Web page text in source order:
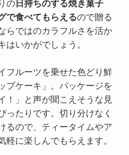
の日持ちのする焼き菓子
で食べてもらえるので贈る
らではのカラフルさを活か
はいかがでしょう。
フルーツを乗せた色どり鮮
プケーキ」。パッケージを
！」と声が聞こえそうな見
ったりです。切り分けなく
るので、ティータイムやア
軽に楽しんでもらえます。